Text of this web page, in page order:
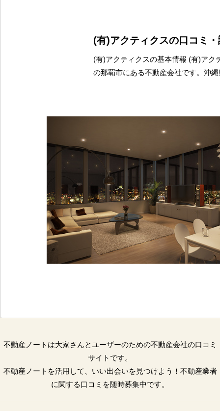
(有)アクティクスの口コミ
(有)アクティクスの基本情報 (有)アク
の那覇市にある不動産会社です。沖
不動産ノートは大家さんとユーザーのための不動産会社の口コミ
サイトです。
不動産ノートを活用して、いい出会いを見つけよう！不動産業者
に関する口コミを随時募集中です。